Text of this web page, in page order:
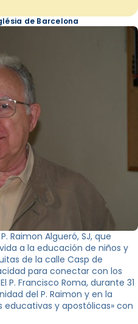
de Barcelona
Raimon Algueró, SJ, que
a la educación de niños y
de la calle Casp de
para conectar con los
P. Francisco Roma, durante 31
del P. Raimon y en la
y apostólicas» con